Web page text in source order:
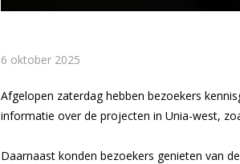
6 oktober 2025
Afgelopen zaterdag hebben bezoekers
informatie over de projecten in Unia-west,
Daarnaast konden bezoekers genieten van